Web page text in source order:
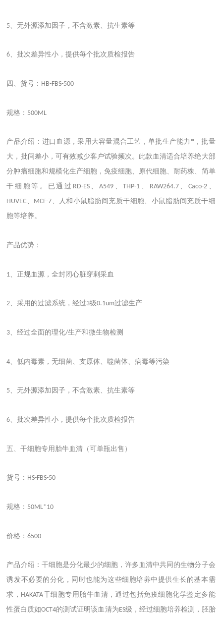
5 、无外源添加因子，不含激素、抗生素等
6、批次差异性小，提供每个批次质检报告
四、货号： HB-FBS-500
规格： 500ML
产品介绍：进口血源，采用大容量混合工艺，单批生产能力*，批量
大，批间差小，可有效减少客户试验频次。此款血清适合培养绝大部
分肿瘤细胞和规模化生产细胞，免疫细胞、原代细胞、耐药株、简单
干细胞等。已通过 RD-ES、 A549、THP-1 、 RAW264.7、 Caco-2、
HUVEC 、 MCF-7 、人和小鼠脂肪间充质干细胞、小鼠脂肪间充质干细
胞等培养。
产品优势：
1 、正规血源，全封闭心脏穿刺采血
2、采用的过滤系统，经过3级0.1um过滤生产
3、经过全面的理化/生产和微生物检测
4 、低内毒素，无细菌、支原体、噬菌体、病毒等污染
5、无外源添加因子，不含激素、抗生素等
6、批次差异性小，提供每个批次质检报告
五、干细胞专用胎牛血清（可单瓶出售）
货号： HS-FBS-50
规格： 50ML*10
价格：6500
产品介绍：干细胞是分化最少的细胞，许多血清中共同的生物分子会
诱发不必要的分化，同时也能为这些细胞培养中提供生长的基本需
求， HAKATA干细胞专用胎牛血清，通过包括免疫细胞化学鉴定多能
性蛋白质如OCT4的测试证明该血清为ES级，经过细胞培养检测，胚胎